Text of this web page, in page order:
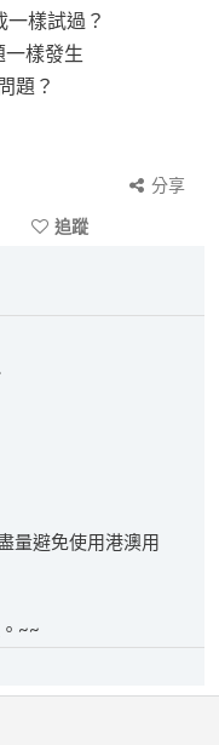
樣試過？
一樣發生
題？
分享
追蹤
量避免使用港澳用
~~